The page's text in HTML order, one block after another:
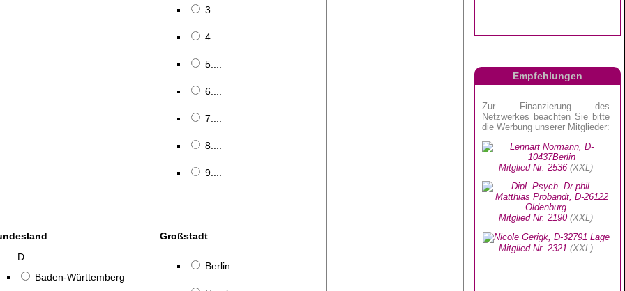
3....
4....
5....
6....
7....
8....
9....
D
Baden-Württemberg
Großstadt
Berlin
Empfehlungen